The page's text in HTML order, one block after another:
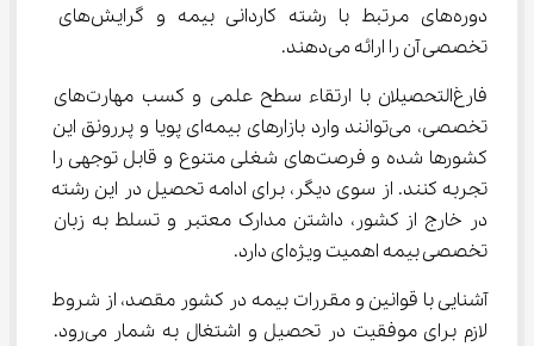
دوره‌های مرتبط با رشته کاردانی بیمه و گرایش‌های
تخصصی آن را ارائه می‌دهند.
فارغ‌التحصیلان با ارتقاء سطح علمی و کسب مهارت‌های
تخصصی، می‌توانند وارد بازارهای بیمه‌ای پویا و پررونق این
کشورها شده و فرصت‌های شغلی متنوع و قابل توجهی را
تجربه کنند. از سوی دیگر، برای ادامه تحصیل در این رشته
در خارج از کشور، داشتن مدارک معتبر و تسلط به زبان
تخصصی بیمه اهمیت ویژه‌ای دارد.
آشنایی با قوانین و مقررات بیمه در کشور مقصد، از شروط
لازم برای موفقیت در تحصیل و اشتغال به شمار می‌رود.